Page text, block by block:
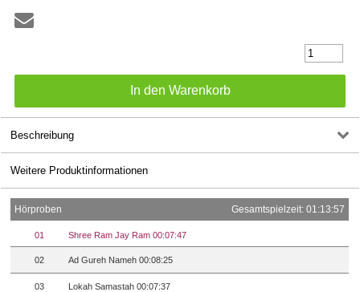
Beschreibung
Weitere Produktinformationen
Hörproben Gesamtspielzeit: 01:13:57
01 Shree Ram Jay Ram 00:07:47
02 Ad Gureh Nameh 00:08:25
03 Lokah Samastah 00:07:37